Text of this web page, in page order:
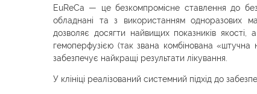
EuReCa — це безкомпромісне ставлення до
обладнані та з використанням одноразових
дозволяє досягти найвищих показників якості,
гемоперфузією (так звана комбінована
забезпечує найкращі результати лікування.
У клініці реалізований системний підхід до